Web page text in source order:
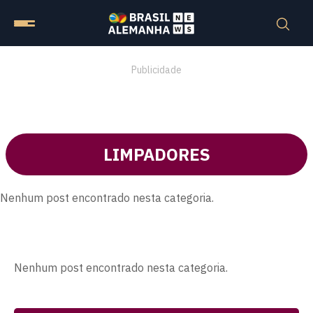
Publicidade
LIMPADORES
Nenhum post encontrado nesta categoria.
Nenhum post encontrado nesta categoria.